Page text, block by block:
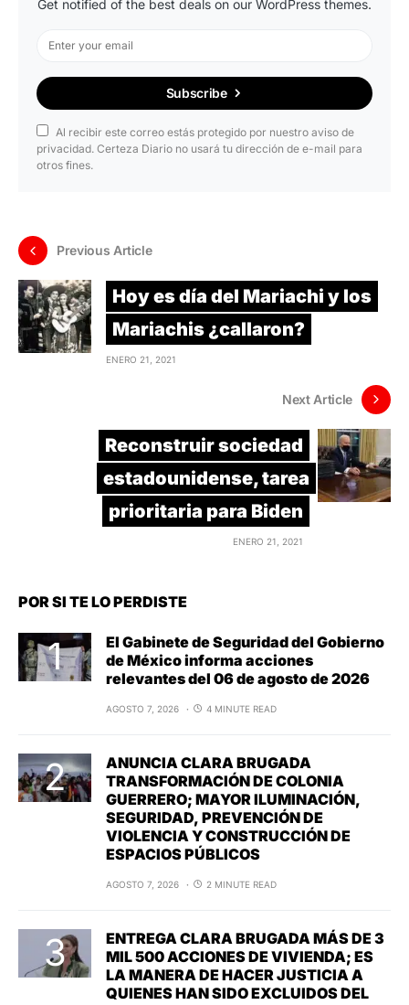
Get notified of the best deals on our WordPress themes.
Subscribe
Al recibir este correo estás protegido por nuestro aviso de
privacidad. Certeza Diario no usará tu dirección de e-mail para
otros fines.
Previous Article
Hoy es día del Mariachi y los
Mariachis ¿callaron?
ENERO 21, 2021
Next Article
Reconstruir sociedad
estadounidense, tarea
prioritaria para Biden
ENERO 21, 2021
POR SI TE LO PERDISTE
El Gabinete de Seguridad del Gobierno
de México informa acciones
relevantes del 06 de agosto de 2026
AGOSTO 7, 2026 4 MINUTE READ
ANUNCIA CLARA BRUGADA
TRANSFORMACIÓN DE COLONIA
GUERRERO; MAYOR ILUMINACIÓN,
SEGURIDAD, PREVENCIÓN DE
VIOLENCIA Y CONSTRUCCIÓN DE
ESPACIOS PÚBLICOS
AGOSTO 7, 2026 2 MINUTE READ
ENTREGA CLARA BRUGADA MÁS DE 3
MIL 500 ACCIONES DE VIVIENDA; ES
LA MANERA DE HACER JUSTICIA A
QUIENES HAN SIDO EXCLUIDOS DEL